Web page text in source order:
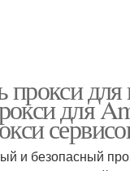
прокси для
для
и безопасный